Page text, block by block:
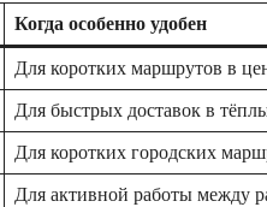
Когда особенно удобен
Для коротких маршрутов в
Для быстрых доставок в
Для коротких городских
Для активной работы между